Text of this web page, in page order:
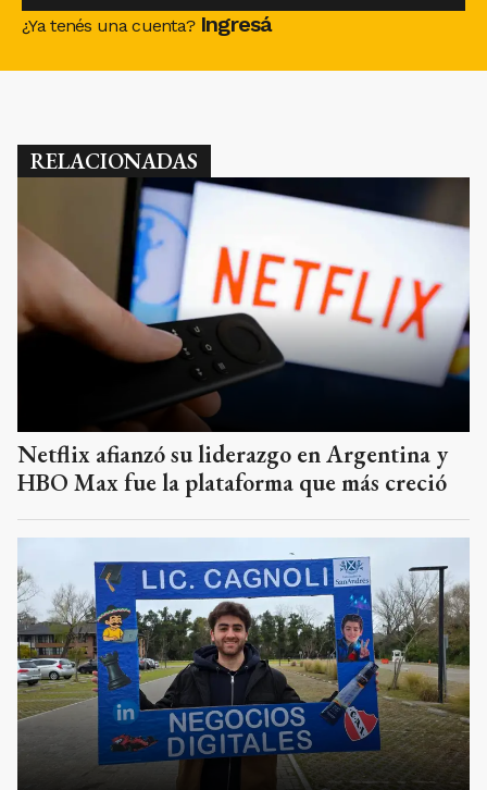
¿Ya tenés una cuenta? Ingresá
RELACIONADAS
Netflix afianzó su liderazgo en Argentina y
HBO Max fue la plataforma que más creció